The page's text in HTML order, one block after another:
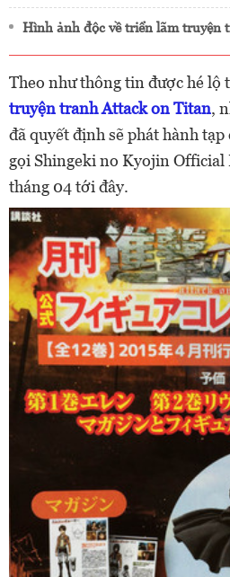
Hình ảnh độc về triển lãm truyện
Theo như thông tin được hé lộ
truyện tranhAttack on Titan,
đã quyết định sẽ phát hành
gọi Shingeki no Kyojin Official
tháng 04 tới đây.